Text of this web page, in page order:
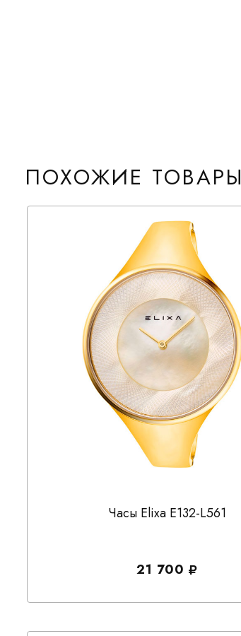
ПОХОЖИЕ ТОВАРЫ
Часы Elixa E132-L561
21 700